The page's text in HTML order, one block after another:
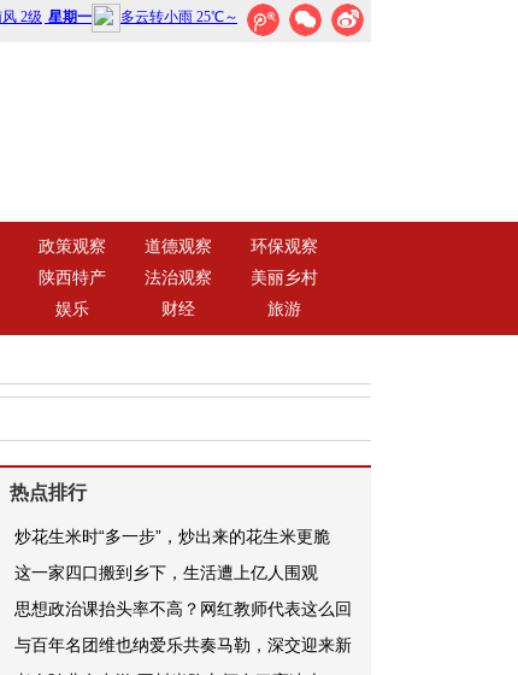
政策观察 道德观察
环保观察
陕西特产 法治观察
美丽乡村
娱乐 财经 旅游
热点排行
炒花生米时“多一步”，炒出来的花生米更脆
这一家四口搬到乡下，生活遭上亿人围观
思想政治课抬头率不高？网红教师代表这么回
与百年名团维也纳爱乐共奏马勒，深交迎来新